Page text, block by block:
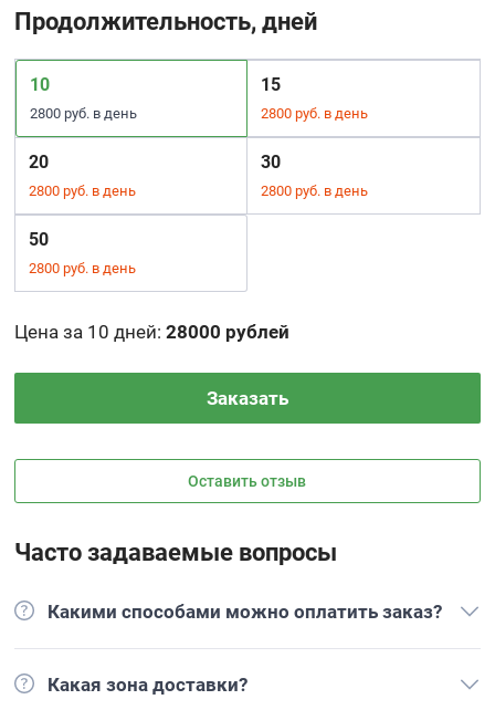
Продолжительность, дней
10
2800 руб. в день
15
2800 руб. в день
20
2800 руб. в день
30
2800 руб. в день
50
2800 руб. в день
Цена за 10 дней:28000 рублей
Заказать
Оставить отзыв
Часто задаваемые вопросы
Какими способами можно оплатить заказ?
Какая зона доставки?